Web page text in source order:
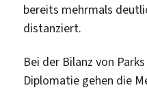
bereits mehrmals
distanziert.
Bei der Bilanz von
Diplomatie gehen die